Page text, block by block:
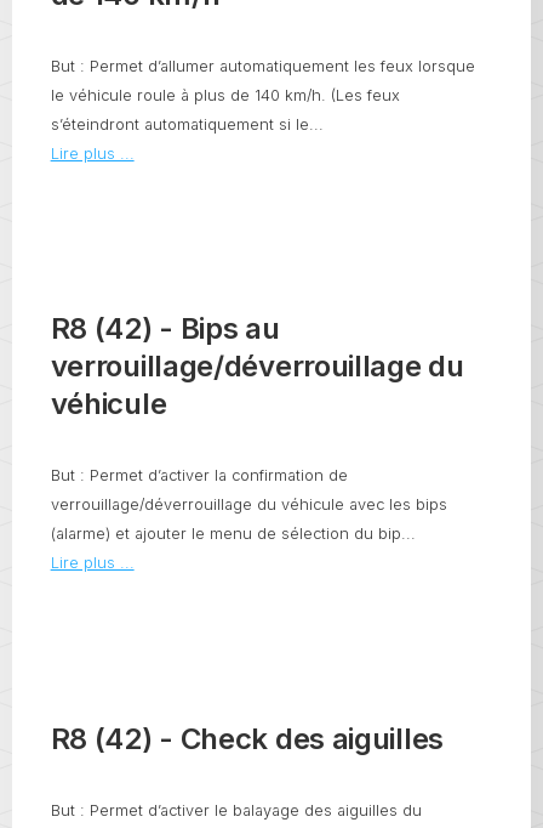
But : Permet d’allumer automatiquement les feux lorsque
le véhicule roule à plus de 140 km/h. (Les feux
s’éteindront automatiquement si le...
Lire plus ...
R8 (42) - Bips au
verrouillage/déverrouillage du
véhicule
But : Permet d’activer la confirmation de
verrouillage/déverrouillage du véhicule avec les bips
(alarme) et ajouter le menu de sélection du bip...
Lire plus ...
R8 (42) - Check des aiguilles
But : Permet d’activer le balayage des aiguilles du